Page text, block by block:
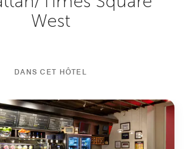
West
DANS CET HÔTEL